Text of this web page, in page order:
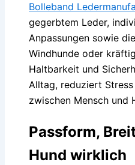
Bolleband
gegerbtem Leder,
Anpassungen sowie
Windhunde oder
Haltbarkeit und
Alltag, reduziert
zwischen Mensch und
Passform,
Hund wirklich